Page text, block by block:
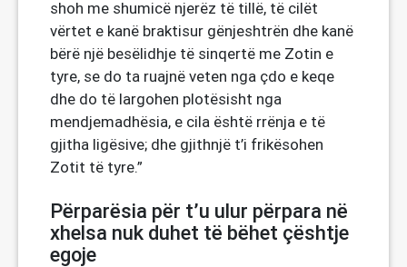
shoh me shumicë njerëz të tillë, të cilët
vërtet e kanë braktisur gënjeshtrën dhe kanë
bërë një besëlidhje të sinqertë me Zotin e
tyre, se do ta ruajnë veten nga çdo e keqe
dhe do të largohen plotësisht nga
mendjemadhësia, e cila është rrënja e të
gjitha ligësive; dhe gjithnjë t’i frikësohen
Zotit të tyre.”
Përparësia për t’u ulur përpara në
xhelsa nuk duhet të bëhet çështje
egoje